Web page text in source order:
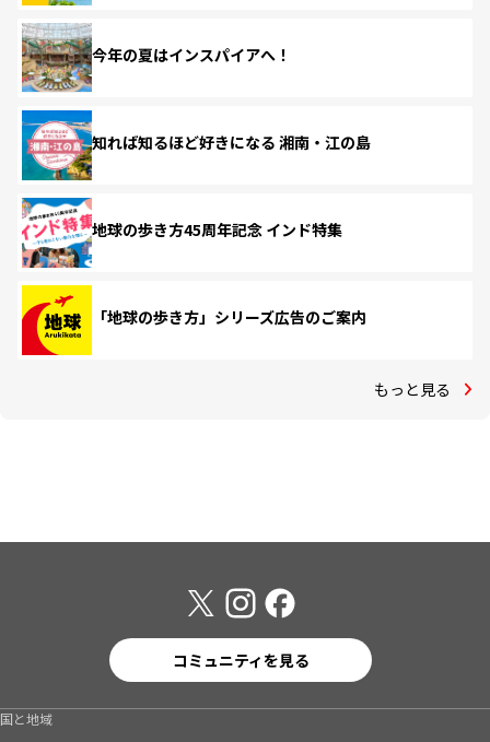
今年の夏はインスパイアへ！
知れば知るほど好きになる 湘南・江の島
地球の歩き方45周年記念 インド特集
「地球の歩き方」シリーズ広告のご案内
もっと見る
コミュニティを見る
国と地域